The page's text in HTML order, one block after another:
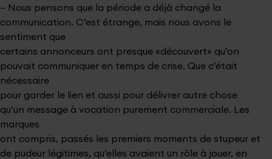
– Nous pensons que la période a déjà changé la
communication. C’est étrange, mais nous avons le
sentiment que
certains annonceurs ont presque «découvert» qu’on
pouvait communiquer en temps de crise. Que c’était
nécessaire
pour garder le lien et aussi pour délivrer autre chose
qu’un message à vocation purement commerciale. Les
marques
ont compris, passés les premiers moments de stupeur et
de pudeur légitimes, qu’elles avaient un rôle à jouer, en